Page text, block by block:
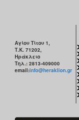
Αγίου Τίτου 1,
Τ.Κ. 71202,
Ηράκλειο
Τηλ.: 2813-409000
email:info@heraklion.gr